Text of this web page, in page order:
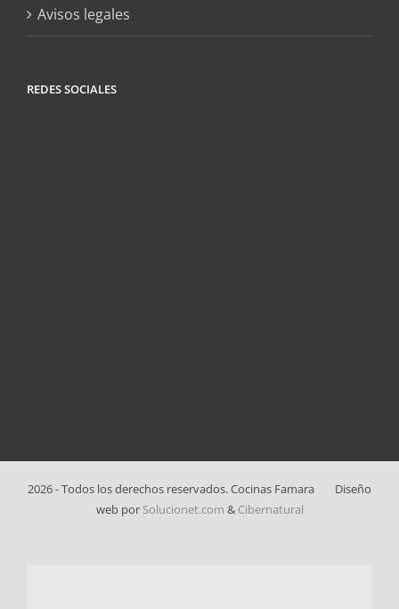
Avisos legales
REDES SOCIALES
2026 - Todos los derechos reservados. Cocinas Famara
Diseño
web por Solucionet.com & Cibernatural